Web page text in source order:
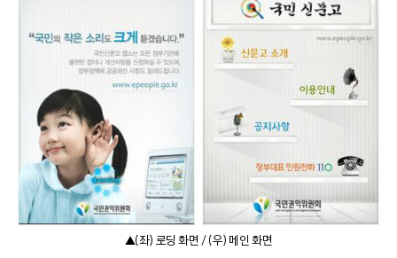
▲(좌) 로딩 화면 / (우) 메인 화면